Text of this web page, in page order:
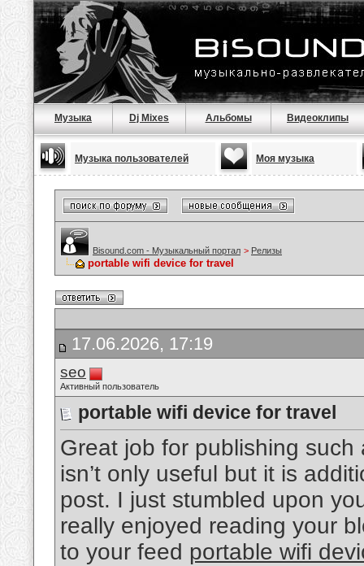
Музыка Dj Mixes Альбомы Видеоклипы
Музыка пользователей Моя музыка
Bisound.com - Музыкальный портал > Релизы
portable wifi device for travel
17.06.2026, 17:19
seo
Активный пользователь
portable wifi device for travel
Great job for publishing
isn’t only useful but it is
post. I just stumbled upon
really enjoyed reading your
to your feed portable wifi